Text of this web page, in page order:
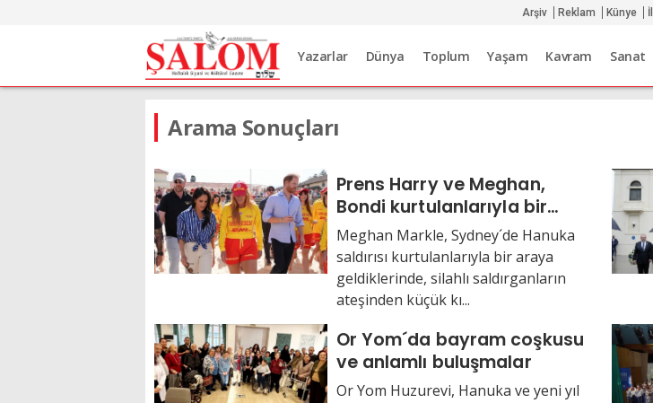
Arşiv Reklam Künye
Yazarlar Dünya Toplum Yaşam Kavram Sanat
Arama Sonuçları
Prens Harry ve Meghan,
Bondi kurtulanlarıyla bir
araya geldi
Meghan Markle, Sydney´de Hanuka
saldırısı kurtulanlarıyla bir araya
geldiklerinde, silahlı saldırganların
ateşinden küçük kı...
Or Yom´da bayram coşkusu
ve anlamlı buluşmalar
Or Yom Huzurevi, Hanuka ve yeni yıl